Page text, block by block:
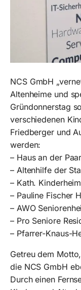
NCS GmbH
Altenheime und
Gründonnerstag
verschiedenen
Friedberger und
werden:
– Haus an der
– Altenhilfe der
– Kath.
– Pauline Fischer
– AWO
– Pro Seniore
– Pfarrer-Knaus-
Getreu dem
die NCS GmbH
Durch einen